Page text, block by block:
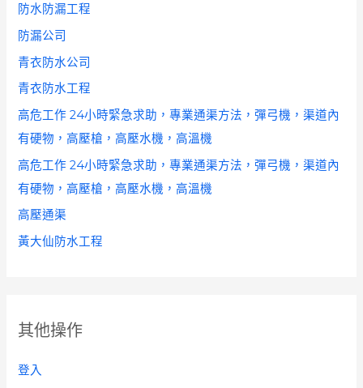
防水防漏工程
防漏公司
青衣防水公司
青衣防水工程
高危工作 24小時緊急求助，專業通渠方法，彈弓機，渠道內
有硬物，高壓槍，高壓水機，高溫機
高危工作 24小時緊急求助，專業通渠方法，彈弓機，渠道內
有硬物，高壓槍，高壓水機，高溫機
高壓通渠
黃大仙防水工程
其他操作
登入